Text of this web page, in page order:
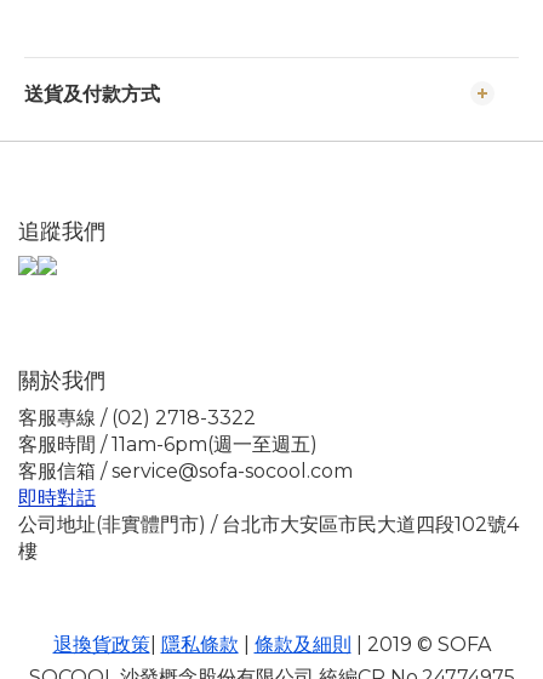
送貨及付款方式
追蹤我們
關於我們
客服專線 / (02) 2718-3322
客服時間 / 11am-6pm(週一至週五)
客服信箱 / service@sofa-socool.com
即時對話
公司地址(非實體門市) / 台北市大安區市民大道四段102號4
樓
退換貨政策| 隱私條款 條款及細則 | 2019 © SOFA